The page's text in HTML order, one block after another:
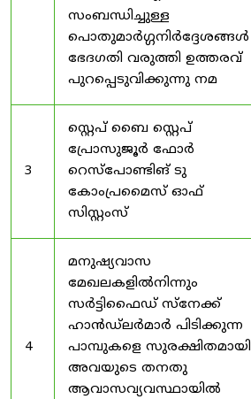
സംബന്ധിച്ചുള്ള
പൊതുമാർഗ്ഗനിർദ്ദേശങ്ങൾ
ഭേദഗതി വരുത്തി ഉത്തരവ്
പുറപ്പെടുവിക്കുന്നു നമ
3
സ്റ്റെപ് ബൈ സ്റ്റെപ്
പ്രോസുജൂർ ഫോർ
റെസ്‌പോണ്ടിങ് ടു
കോംപ്രമൈസ് ഓഫ്
സിസ്റ്റംസ്
4
മനുഷ്യവാസ
മേഖലകളിൽനിന്നും
സർട്ടിഫൈഡ് സ്നേക്ക്
ഹാൻഡ്‌ലർമാർ പിടിക്കുന്ന
പാമ്പുകളെ സുരക്ഷിതമായി
അവയുടെ തനതു
ആവാസവ്യവസ്ഥായിൽ